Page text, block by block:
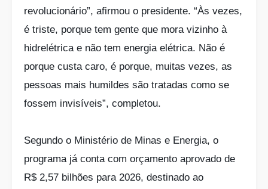
revolucionário”, afirmou o presidente. “Às vezes,
é triste, porque tem gente que mora vizinho à
hidrelétrica e não tem energia elétrica. Não é
porque custa caro, é porque, muitas vezes, as
pessoas mais humildes são tratadas como se
fossem invisíveis”, completou.
Segundo o Ministério de Minas e Energia, o
programa já conta com orçamento aprovado de
R$ 2,57 bilhões para 2026, destinado ao